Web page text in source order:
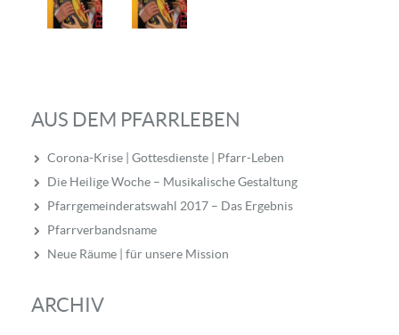
AUS DEM PFARRLEBEN
Corona-Krise | Gottesdienste | Pfarr-Leben
Die Heilige Woche – Musikalische Gestaltung
Pfarrgemeinderatswahl 2017 – Das Ergebnis
Pfarrverbandsname
Neue Räume | für unsere Mission
ARCHIV